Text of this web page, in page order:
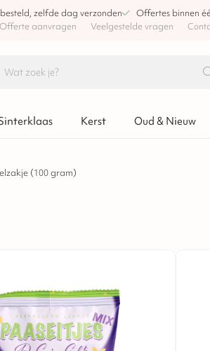
zelfde dag verzonden Offertes binnen
Offerte aanvragen
Veelgestelde vragen
Kerst Oud & Nieuw
(100 gram)
uitdeelzakjes met paaseitjes, leuke